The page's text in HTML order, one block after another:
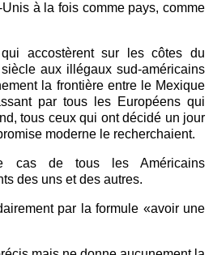
à la fois comme pays, comme
accostèrent sur les côtes du
aux illégaux sud-américains
la frontière entre le Mexique
par tous les Européens qui
tous ceux qui ont décidé un jour
moderne le recherchaient.
cas de tous les Américains
des uns et des autres.
par la formule «avoir une